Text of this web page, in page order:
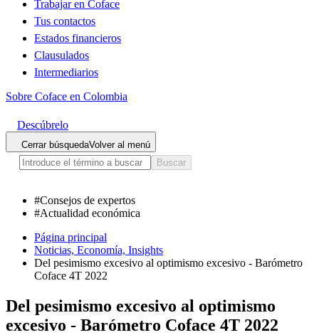
Trabajar en Coface
Tus contactos
Estados financieros
Clausulados
Intermediarios
Sobre Coface en Colombia
Descúbrelo
Cerrar búsquedaVolver al menú
Buscar
#Consejos de expertos
#Actualidad económica
Página principal
Noticias, Economía, Insights
Del pesimismo excesivo al optimismo excesivo - Barómetro
Coface 4T 2022
Del pesimismo excesivo al optimismo
excesivo - Barómetro Coface 4T 2022